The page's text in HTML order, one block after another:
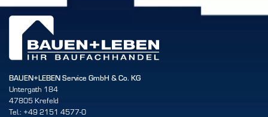
BAUEN+LEBEN Service GmbH & Co. KG
Untergath 184
47805 Krefeld
Tel.: +49 2151 4577-0